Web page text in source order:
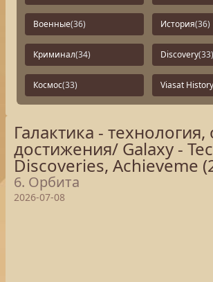
Военные(36) История(36)
Криминал(34) Discovery(33)
Космос(33) Viasat History
Галактика -
достижения/ Galaxy -
Discoveries, Achieveme
6. Орбита
2026-07-08